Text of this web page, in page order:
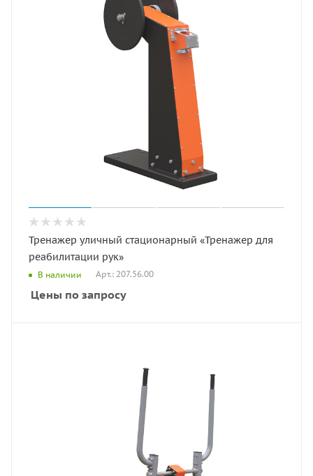
Тренажер уличный стационарный «Тренажер для
реабилитации рук»
В наличии Арт.: 207.56.00
Цены по запросу